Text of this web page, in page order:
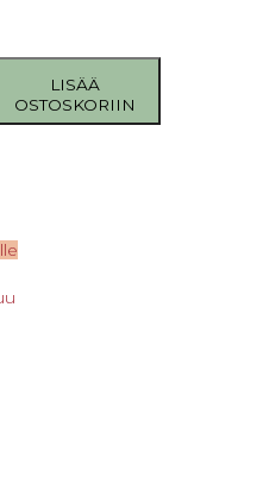
yölasta, koko 37-40,
LISÄÄ
OSTOSKORIIN